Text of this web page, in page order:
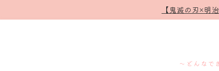
【鬼滅の刃×明
～どんなで